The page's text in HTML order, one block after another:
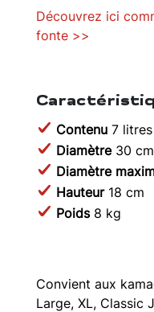
Découvrez ici
fonte >>
Contenu7 litres
Diamètre30 cm
Diamètre
Hauteur 18 cm
Poids8 kg
Convient aux
Large, XL, Classic